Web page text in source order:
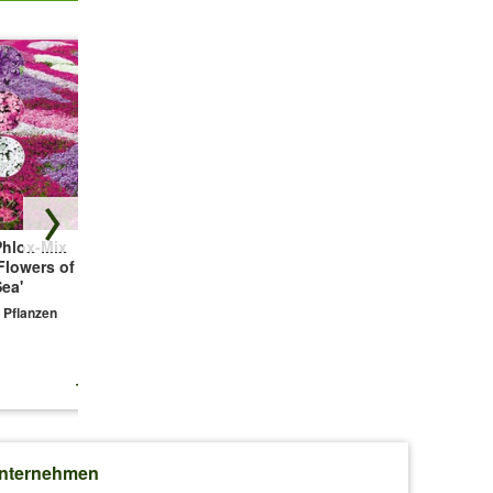
grün.
Mix
of the
Pflanzen
11,99 €